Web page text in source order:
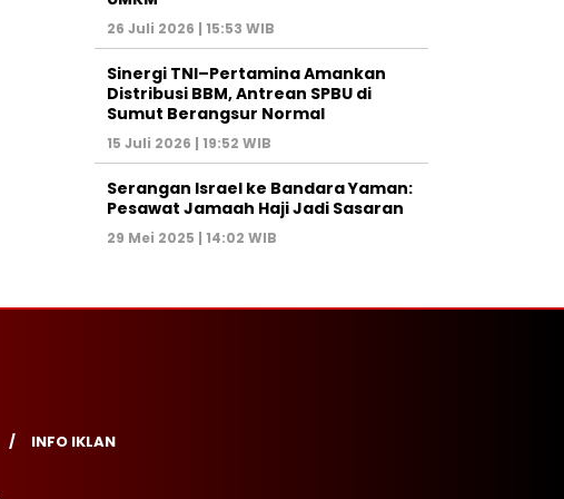
26 Juli 2026 | 15:53 WIB
Sinergi TNI–Pertamina Amankan
Distribusi BBM, Antrean SPBU di
Sumut Berangsur Normal
15 Juli 2026 | 19:52 WIB
Serangan Israel ke Bandara Yaman:
Pesawat Jamaah Haji Jadi Sasaran
29 Mei 2025 | 14:02 WIB
INFO IKLAN